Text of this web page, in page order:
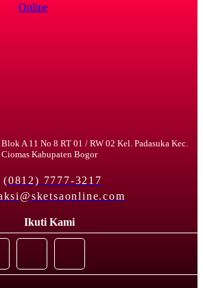
A 11 No 8 RT 01 / RW 02 Kel. Padasuka Kec.
Ciomas Kabupaten Bogor
(0812) 7777-3217
Ikuti Kami